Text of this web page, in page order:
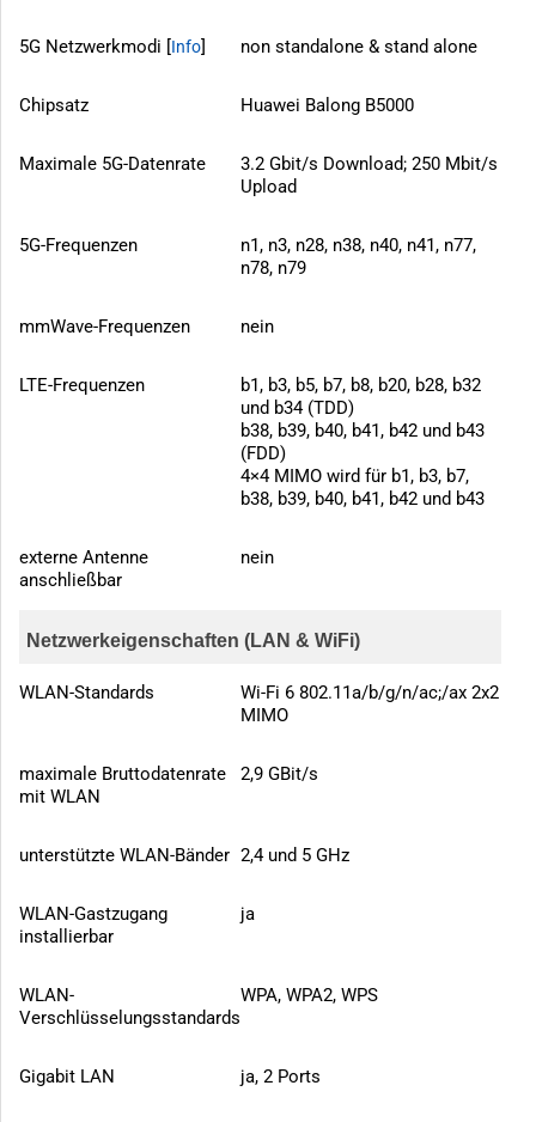
5G Netzwerkmodi [Info] non standalone & stand alone
Chipsatz Huawei Balong B5000
Maximale 5G-Datenrate
3.2 Gbit/s Download; 250 Mbit/s
Upload
5G-Frequenzen
n1, n3, n28, n38, n40, n41, n77,
n78, n79
mmWave-Frequenzen nein
LTE-Frequenzen
b1, b3, b5, b7, b8, b20, b28, b32
und b34 (TDD)
b38, b39, b40, b41, b42 und b43
(FDD)
4×4 MIMO wird für b1, b3, b7,
b38, b39, b40, b41, b42 und b43
externe Antenne
anschließbar
nein
Netzwerkeigenschaften (LAN & WiFi)
WLAN-Standards
Wi-Fi 6 802.11a/b/g/n/ac;/ax 2x2
MIMO
maximale Bruttodatenrate
mit WLAN
2,9 GBit/s
unterstützte WLAN-Bänder 2,4 und 5 GHz
WLAN-Gastzugang
installierbar
ja
WLAN-
Verschlüsselungsstandards
WPA, WPA2, WPS
Gigabit LAN ja, 2 Ports